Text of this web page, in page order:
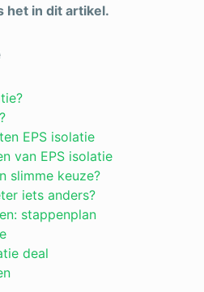
het in dit artikel.
EPS isolatie
van EPS isolatie
slimme keuze?
iets anders?
stappenplan
deal